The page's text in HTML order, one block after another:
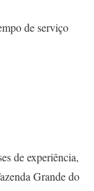
de serviço
de experiência,
Grande do